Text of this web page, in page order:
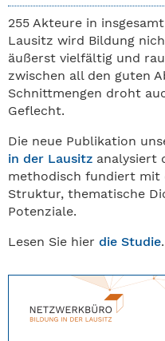
255 Akteure in
Lausitz wird Bildung
äußerst vielfältig und
zwischen all den guten
Schnittmengen droht
Geflecht.
Die neue Publikation
in der Lausitz analysiert
methodisch fundiert mit
Struktur, thematische
Potenziale.
Lesen Sie hier die Studie.